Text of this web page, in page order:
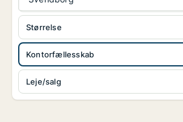
Kontorfællesskab
Leje/salg
Størrelse